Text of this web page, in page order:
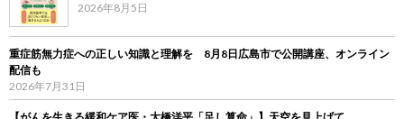
2026年8月5日
重症筋無力症への正しい知識と理解を 8月8日広島市で公開講座、オンライン
配信も
2026年7月31日